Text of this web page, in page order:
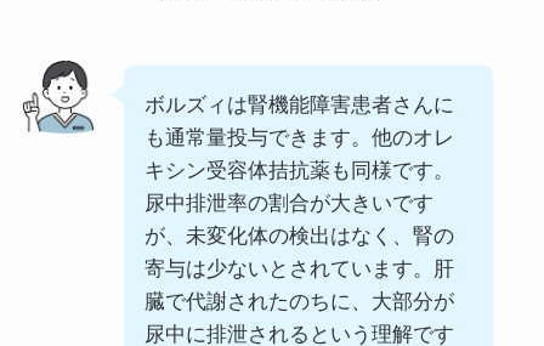
ボルズィは腎機能障害患者さんに
も通常量投与できます。他のオレ
キシン受容体拮抗薬も同様です。
尿中排泄率の割合が大きいです
が、未変化体の検出はなく、腎の
寄与は少ないとされています。肝
臓で代謝されたのちに、大部分が
尿中に排泄されるという理解です